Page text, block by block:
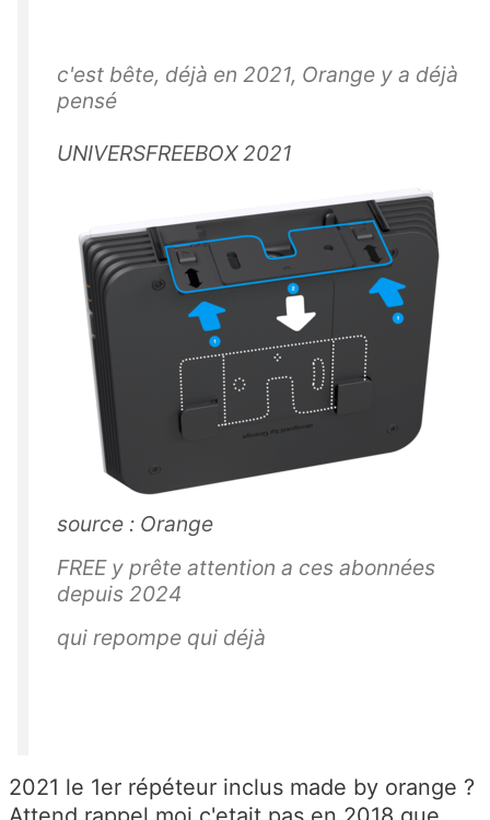
c'est bête, déjà en 2021, Orange y a déjà
pensé
UNIVERSFREEBOX 2021
source : Orange
FREE y prête attention a ces abonnées
depuis 2024
qui repompe qui déjà
2021 le 1er répéteur inclus made by orange ?